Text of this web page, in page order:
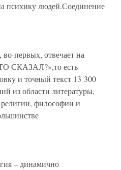
психику людей.Соединение
первых, отвечает на
СКАЗАЛ?»,то есть
и точный текст 13 300
из области литературы,
философии и
– динамично